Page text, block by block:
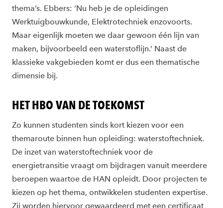
thema’s. Ebbers: ‘Nu heb je de opleidingen
Werktuigbouwkunde, Elektrotechniek enzovoorts.
Maar eigenlijk moeten we daar gewoon één lijn van
maken, bijvoorbeeld een waterstoflijn.’ Naast de
klassieke vakgebieden komt er dus een thematische
dimensie bij.
HET HBO VAN DE TOEKOMST
Zo kunnen studenten sinds kort kiezen voor een
themaroute binnen hun opleiding: waterstoftechniek.
De inzet van waterstoftechniek voor de
energietransitie vraagt om bijdragen vanuit meerdere
beroepen waartoe de HAN opleidt. Door projecten te
kiezen op het thema, ontwikkelen studenten expertise.
Zij worden hiervoor gewaardeerd met een certificaat